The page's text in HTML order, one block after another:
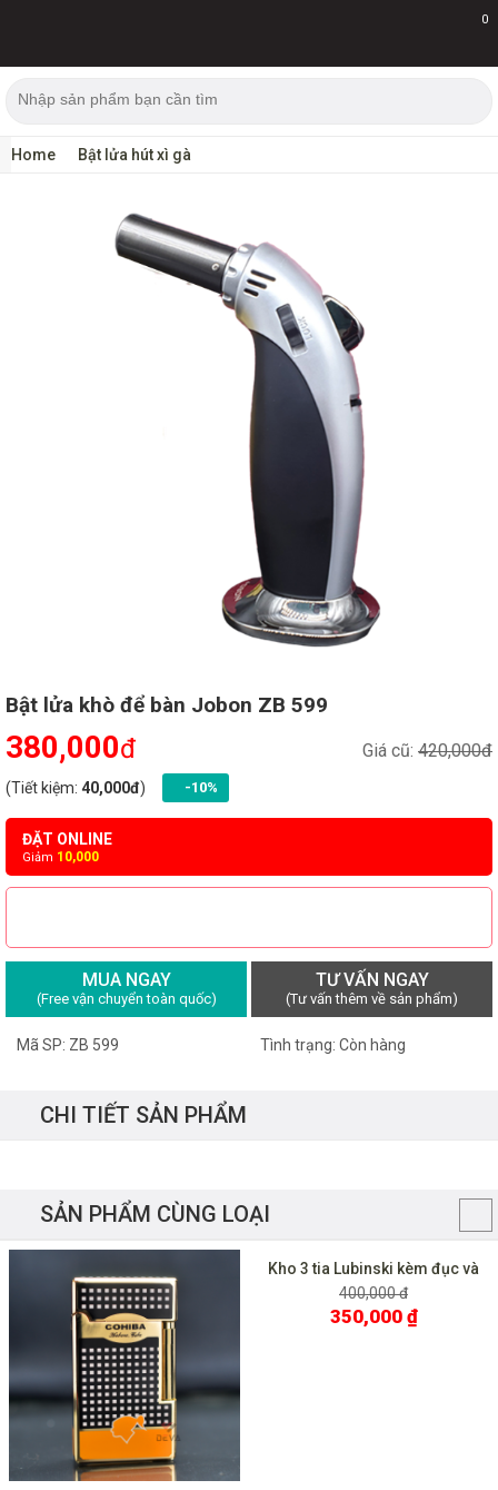
0
Home Bật lửa hút xì gà
Bật lửa khò để bàn Jobon ZB 599
Giá cũ: 420,000đ
380,000đ
(Tiết kiệm: 40,000đ) -10%
ĐẶT ONLINE
Giảm 10,000
MUA NGAY
(Free vận chuyển toàn quốc)
TƯ VẤN NGAY
(Tư vấn thêm về sản phẩm)
Mã SP: ZB 599 Tình trạng: Còn hàng
CHI TIẾT SẢN PHẨM
SẢN PHẨM CÙNG LOẠI